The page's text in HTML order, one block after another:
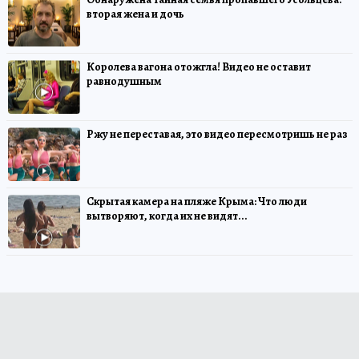
вторая жена и дочь
Королева вагона отожгла! Видео не оставит
равнодушным
Ржу не переставая, это видео пересмотришь не раз
Скрытая камера на пляже Крыма: Что люди
вытворяют, когда их не видят...